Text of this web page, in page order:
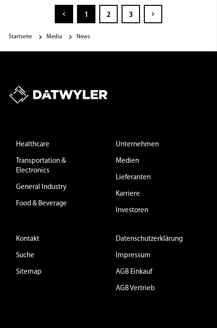
1 2 3
Startseite Media News
Healthcare
Transportation &
Electronics
General Industry
Food & Beverage
Unternehmen
Medien
Lieferanten
Karriere
Investoren
Kontakt
Suche
Sitemap
Datenschutzerklärung
Impressum
AGB Einkauf
AGB Vertrieb